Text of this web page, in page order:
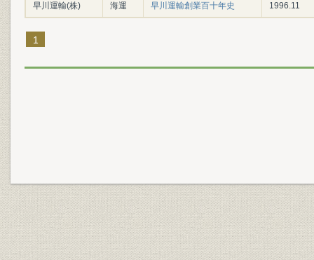
早川運輸(株) 海運 早川運輸創業百十年史 1996.11
1